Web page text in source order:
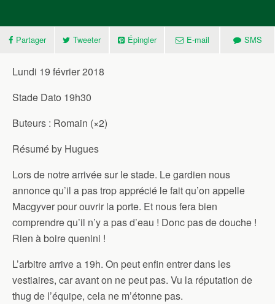
Partager Tweeter Épingler E-mail SMS
Lundi 19 février 2018
Stade Dato 19h30
Buteurs : Romain (×2)
Résumé by Hugues
Lors de notre arrivée sur le stade. Le gardien nous
annonce qu’il a pas trop apprécié le fait qu’on appelle
Macgyver pour ouvrir la porte. Et nous fera bien
comprendre qu’il n’y a pas d’eau ! Donc pas de douche !
Rien à boire quenini !
L’arbitre arrive a 19h. On peut enfin entrer dans les
vestiaires, car avant on ne peut pas. Vu la réputation de
thug de l’équipe, cela ne m’étonne pas.